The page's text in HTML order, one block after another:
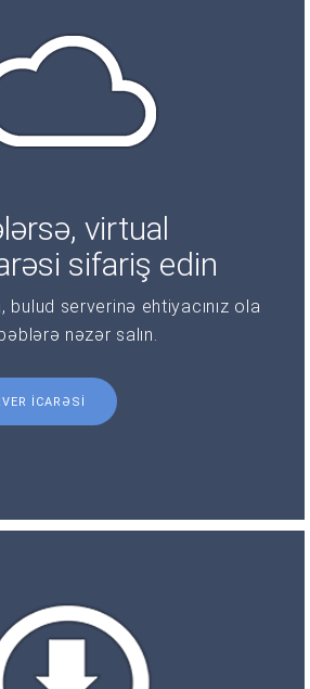
virtual
sifariş edin
bulud serverinə ehtiyacınız ola
nəzər salın.
ICARƏSI